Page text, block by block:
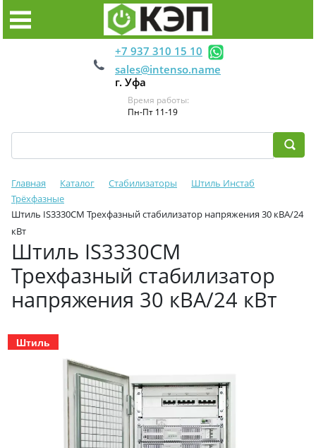
+7 937 310 15 10
sales@intenso.name
г. Уфа
Время работы:
Пн-Пт 11-19
Главная Каталог Стабилизаторы
Штиль Инстаб
Трёхфазные
Штиль IS3330CM Трехфазный стабилизатор напряжения 30 кВА/24
кВт
Штиль IS3330CM
Трехфазный стабилизатор
напряжения 30 кВА/24 кВт
Штиль